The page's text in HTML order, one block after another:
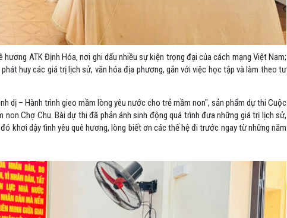
ATK Định Hóa, nơi ghi dấu nhiều sự kiện trọng đại của cách mạng Việt Nam;
huy các giá trị lịch sử, văn hóa địa phương, gắn với việc học tập và làm theo tư
dị – Hành trình gieo mầm lòng yêu nước cho trẻ mầm non", sản phẩm dự thi Cuộc
Chợ Chu. Bài dự thi đã phản ánh sinh động quá trình đưa những giá trị lịch sử,
khơi dậy tình yêu quê hương, lòng biết ơn các thế hệ đi trước ngay từ những năm